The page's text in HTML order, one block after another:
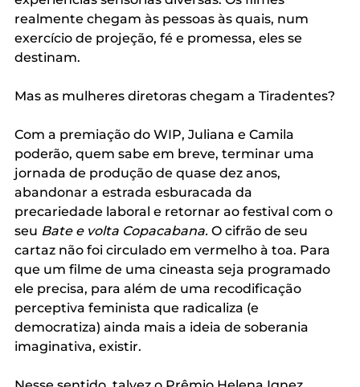
realmente chegam às pessoas às quais, num
exercício de projeção, fé e promessa, eles se
destinam.
Mas as mulheres diretoras chegam a Tiradentes?
Com a premiação do WIP, Juliana e Camila
poderão, quem sabe em breve, terminar uma
jornada de produção de quase dez anos,
abandonar a estrada esburacada da
precariedade laboral e retornar ao festival com o
seu Bate e volta Copacabana. O cifrão de seu
cartaz não foi circulado em vermelho à toa. Para
que um filme de uma cineasta seja programado
ele precisa, para além de uma recodificação
perceptiva feminista que radicaliza (e
democratiza) ainda mais a ideia de soberania
imaginativa, existir.